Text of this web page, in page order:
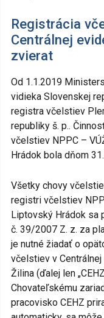
Registrácia
Centrálnej
zvierat
Od 1.1.2019
vidieka Slovenskej
registra včelstiev
republiky š. p..
včelstiev NPPC –
Hrádok bola dňom
Všetky chovy
registri včelstiev
Liptovský Hrádok sa
č. 39/2007 Z. z. za
je nutné žiadať o
včelstiev v
Žilina (ďalej len
Chovateľskému
pracovisko CEHZ